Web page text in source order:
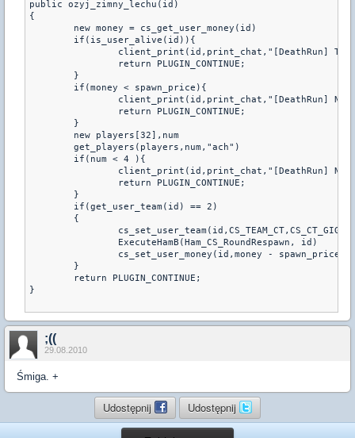
public ozyj_zimny_lechu(id)
{
}
;((
29.08.2010
Śmiga. +
Udostępnij Udostępnij